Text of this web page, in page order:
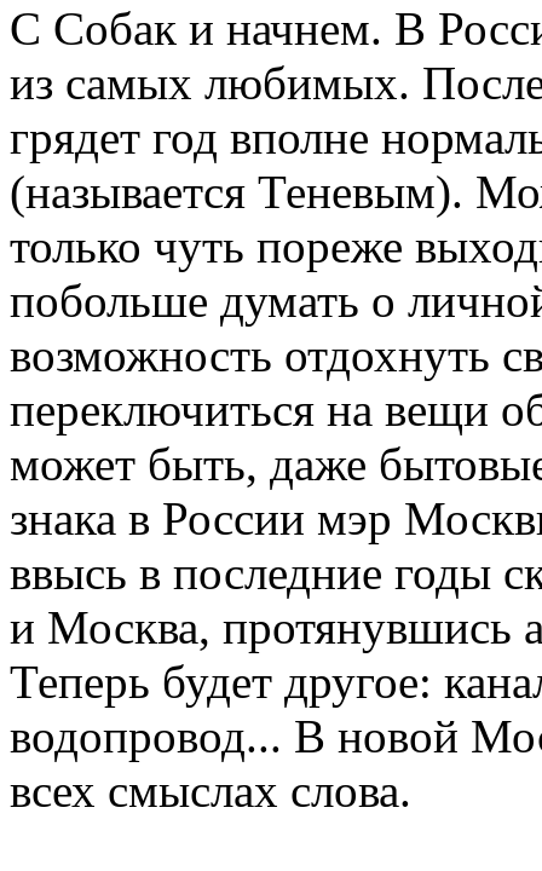
С Собак и начнем. В
из самых любимых.
грядет год вполне
(называется Теневым).
только чуть пореже
побольше думать о
возможность отдохнуть
переключиться на вещи
может быть, даже
знака в России мэр
ввысь в последние годы
и Москва, протянувшись
Теперь будет другое:
водопровод... В новой
всех смыслах слова.